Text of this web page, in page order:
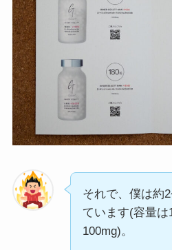
それで、僕は約
ています(容量は
100mg)。